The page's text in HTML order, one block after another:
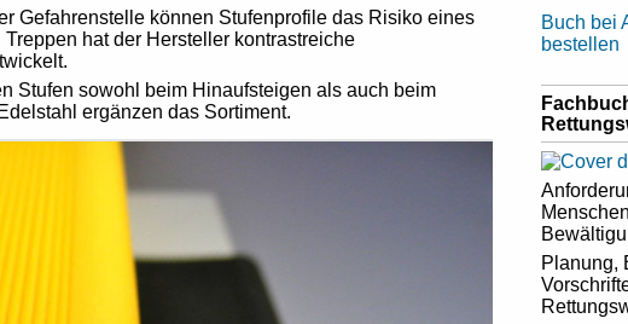
Gefahrenstelle können Stufenprofile das Risiko eines
hat der Hersteller kontrastreiche
Stufen sowohl beim Hinaufsteigen als auch beim
ergänzen das Sortiment.
Buch bei
bestellen
Planung,